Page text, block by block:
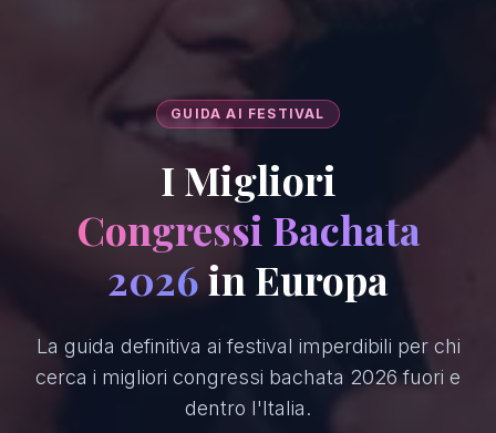
GUIDA AI FESTIVAL
I Migliori
Congressi Bachata
2026in Europa
La guida definitiva ai festival imperdibili per chi
cerca i migliori congressi bachata 2026 fuori e
dentro l'Italia.